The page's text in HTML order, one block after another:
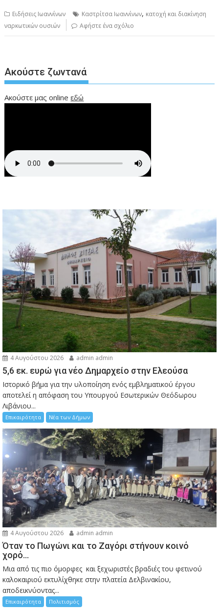
Ειδήσεις Ιωαννίνων Καστρίτσα Ιωαννίνων, κατοχή και διακίνηση
ναρκωτικών ουσιών
Αφήστε ένα σχόλιο
Ακούστε ζωντανά
Ακούστε μας onlineεδώ
4 Αυγούστου 2026 admin admin
5,6 εκ. ευρώ για νέο Δημαρχείο στην Ελεούσα
Ιστορικό βήμα για την υλοποίηση ενός εμβληματικού έργου
αποτελεί η απόφαση του Υπουργού Εσωτερικών Θεόδωρου
Λιβάνιου...
Επικαιρότητα Νέα των Δήμων
4 Αυγούστου 2026 admin admin
Όταν το Πωγώνι και το Ζαγόρι στήνουν κοινό
χορό…
Μια από τις πιο όμορφες και ξεχωριστές βραδιές του φετινού
καλοκαιριού εκτυλίχθηκε στην πλατεία Δελβινακίου,
αποδεικνύοντας...
Επικαιρότητα Πολιτισμός